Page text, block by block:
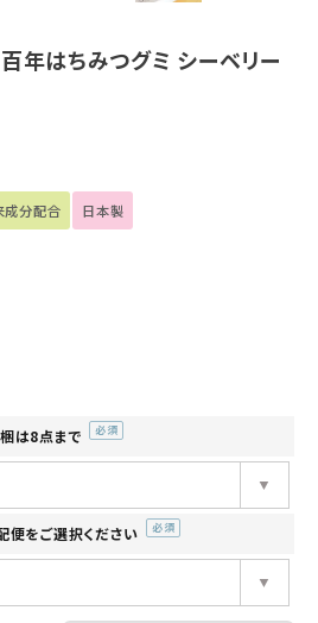
年はちみつグミ シーベリー
成分配合 日本製
は8点まで
便をご選択ください